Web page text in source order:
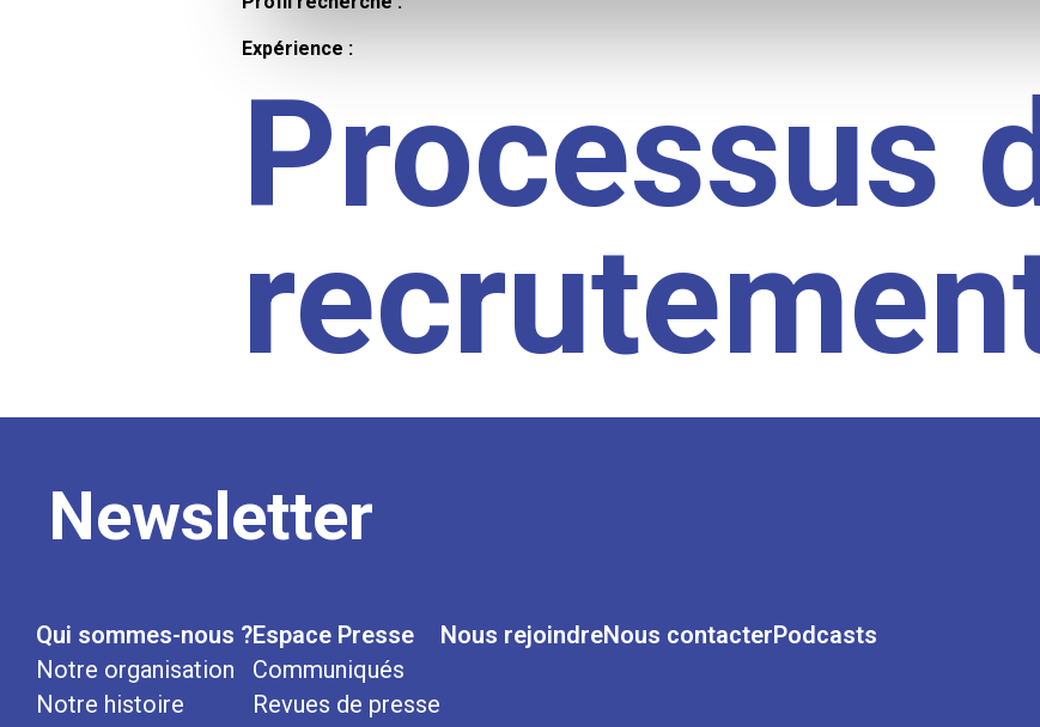
Expérience :
Processus
Newsletter
Qui sommes-nous ?
Notre organisation
Notre histoire
Espace Presse
Communiqués
Revues de presse
Nous rejoindreNous contacterPodcasts